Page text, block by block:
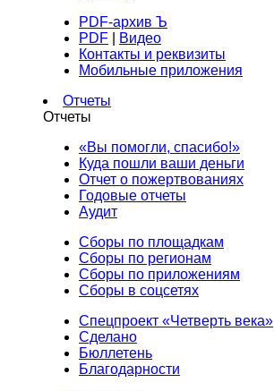
PDF-архив Ъ
PDF
Видео
Контакты и реквизиты
Мобильные приложения
Отчеты
Отчеты
«Вы помогли, спасибо!»
Куда пошли ваши деньги
Отчет о пожертвованиях
Годовые отчеты
Аудит
Сборы по площадкам
Сборы по регионам
Сборы по приложениям
Сборы в соцсетях
Спецпроект «Четверть века»
Сделано
Бюллетень
Благодарности